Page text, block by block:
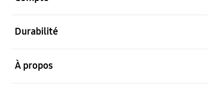
Durabilité
À propos